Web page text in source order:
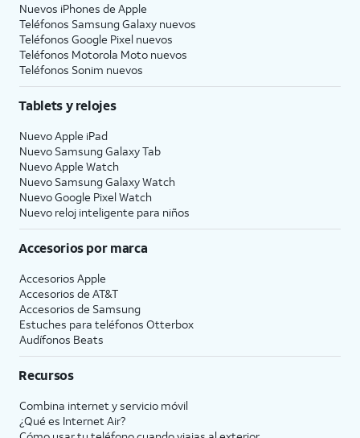
Nuevos iPhones de Apple
Teléfonos Samsung Galaxy nuevos
Teléfonos Google Pixel nuevos
Teléfonos Motorola Moto nuevos
Teléfonos Sonim nuevos
Tablets y relojes
Nuevo Apple iPad
Nuevo Samsung Galaxy Tab
Nuevo Apple Watch
Nuevo Samsung Galaxy Watch
Nuevo Google Pixel Watch
Nuevo reloj inteligente para niños
Accesorios por marca
Accesorios Apple
Accesorios de AT&T
Accesorios de Samsung
Estuches para teléfonos Otterbox
Audífonos Beats
Recursos
Combina internet y servicio móvil
¿Qué es Internet Air?